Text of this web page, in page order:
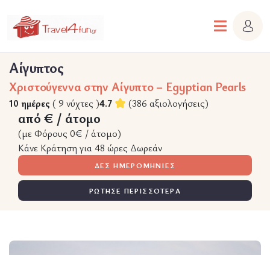
Αίγυπτος
Χριστούγεννα στην Αίγυπτο – Egyptian Pearls
10 ημέρες ( 9 νύχτες )4.7 (386 αξιολογήσεις)
από € / άτομο
(με Φόρους 0€ / άτομο)
Κάνε Κράτηση για 48 ώρες Δωρεάν
ΔΕΣ ΗΜΕΡΟΜΗΝΙΕΣ
ΡΩΤΗΣΕ ΠΕΡΙΣΣΟΤΕΡΑ